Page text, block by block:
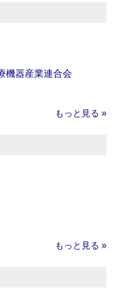
機器産業連合会
もっと見る »
もっと見る »